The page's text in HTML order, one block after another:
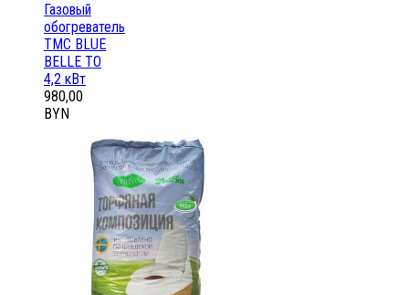
Газовый
обогреватель
ТМС BLUE
BELLE ТО
4,2 кВт
980,00
BYN